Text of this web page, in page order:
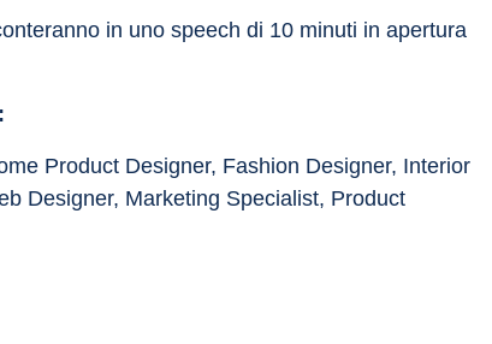
in uno speech di 10 minuti in apertura
Product Designer, Fashion Designer, Interior
Designer, Marketing Specialist, Product